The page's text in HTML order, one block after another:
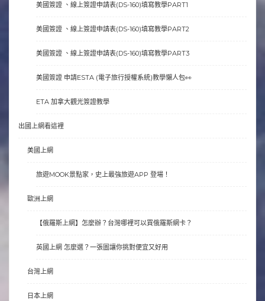
美國簽證 、線上簽證申請表(DS-160)填寫教學PART1
美國簽證 、線上簽證申請表(DS-160)填寫教學PART2
美國簽證 、線上簽證申請表(DS-160)填寫教學PART3
美國簽證 申請ESTA (電子旅行授權系統)教學懶人包👀
ETA 加拿大觀光簽證教學
出國上網看這裡
美國上網
旅遊MOOK景點家，史上最強旅遊APP 登場！
歐洲上網
【俄羅斯上網】怎麼辦？台灣哪裡可以買俄羅斯網卡？
英國上網 怎麼選？一張圖讓你挑對便宜又好用
台灣上網
日本上網